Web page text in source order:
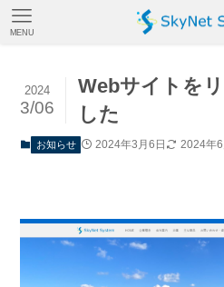
MENU
Webサイトを
した
2024
3/06
お知らせ 2024年3月6日 2024年6